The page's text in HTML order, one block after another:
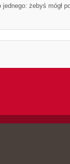
żebyś mógł